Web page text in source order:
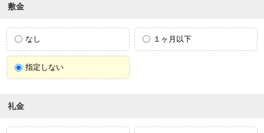
敷金
なし １ヶ月以下
指定しない
礼金